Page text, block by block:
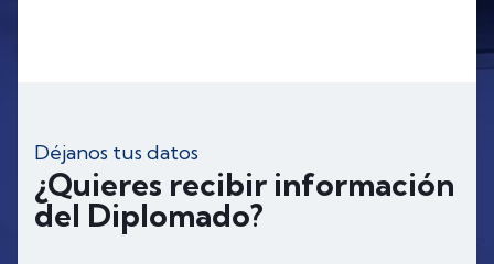
Déjanos tus datos
¿Quieres recibir información
del Diplomado?